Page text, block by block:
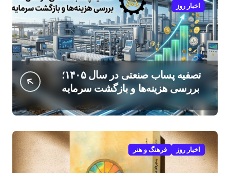
اخبار روز
تصفیه پساب صنعتی در سال ۱۴۰۵؛
بررسی هزینه‌ها و بازگشت سرمایه
اخبار روز فرهنگ و هنر